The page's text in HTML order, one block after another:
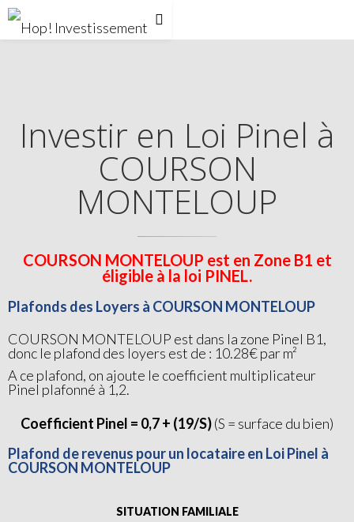
Investir en Loi Pinel à
COURSON
MONTELOUP
COURSON MONTELOUP est en Zone B1 et
éligible à la loi PINEL.
Plafonds des Loyers à COURSON MONTELOUP
COURSON MONTELOUP est dans la zone Pinel B1,
donc le plafond des loyers est de : 10.28€ par m²
A ce plafond, on ajoute le coefficient multiplicateur
Pinel plafonné à 1,2.
Coefficient Pinel = 0,7 + (19/S)(S = surface du bien)
Plafond de revenus pour un locataire en Loi Pinel à
COURSON MONTELOUP
SITUATION FAMILIALE